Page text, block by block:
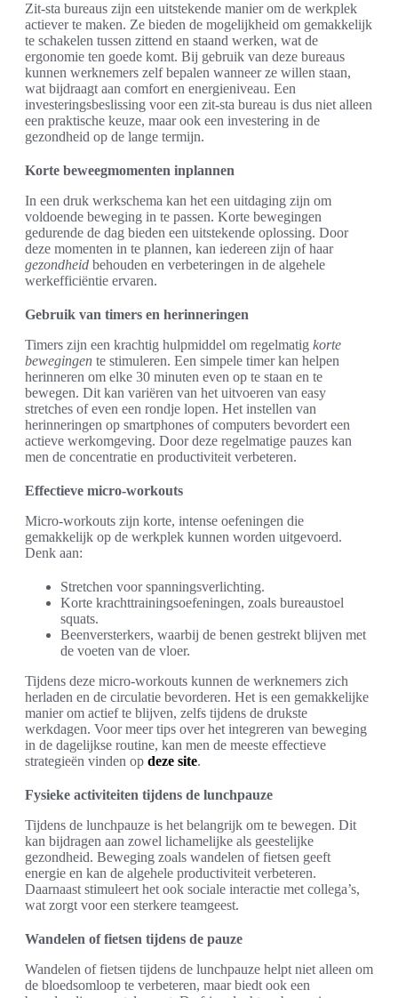
Zit-sta bureaus zijn een uitstekende manier om de werkplek
actiever te maken. Ze bieden de mogelijkheid om gemakkelijk
te schakelen tussen zittend en staand werken, wat de
ergonomie ten goede komt. Bij gebruik van deze bureaus
kunnen werknemers zelf bepalen wanneer ze willen staan,
wat bijdraagt aan comfort en energieniveau. Een
investeringsbeslissing voor een zit-sta bureau is dus niet alleen
een praktische keuze, maar ook een investering in de
gezondheid op de lange termijn.
Korte beweegmomenten inplannen
In een druk werkschema kan het een uitdaging zijn om
voldoende beweging in te passen. Korte bewegingen
gedurende de dag bieden een uitstekende oplossing. Door
deze momenten in te plannen, kan iedereen zijn of haar
gezondheid behouden en verbeteringen in de algehele
werkefficiëntie ervaren.
Gebruik van timers en herinneringen
Timers zijn een krachtig hulpmiddel om regelmatig korte
bewegingen te stimuleren. Een simpele timer kan helpen
herinneren om elke 30 minuten even op te staan en te
bewegen. Dit kan variëren van het uitvoeren van easy
stretches of even een rondje lopen. Het instellen van
herinneringen op smartphones of computers bevordert een
actieve werkomgeving. Door deze regelmatige pauzes kan
men de concentratie en productiviteit verbeteren.
Effectieve micro-workouts
Micro-workouts zijn korte, intense oefeningen die
gemakkelijk op de werkplek kunnen worden uitgevoerd.
Denk aan:
Stretchen voor spanningsverlichting.
Korte krachttrainingsoefeningen, zoals bureaustoel
squats.
Beenversterkers, waarbij de benen gestrekt blijven met
de voeten van de vloer.
Tijdens deze micro-workouts kunnen de werknemers zich
herladen en de circulatie bevorderen. Het is een gemakkelijke
manier om actief te blijven, zelfs tijdens de drukste
werkdagen. Voor meer tips over het integreren van beweging
in de dagelijkse routine, kan men de meeste effectieve
strategieën vinden op deze site.
Fysieke activiteiten tijdens de lunchpauze
Tijdens de lunchpauze is het belangrijk om te bewegen. Dit
kan bijdragen aan zowel lichamelijke als geestelijke
gezondheid. Beweging zoals wandelen of fietsen geeft
energie en kan de algehele productiviteit verbeteren.
Daarnaast stimuleert het ook sociale interactie met collega’s,
wat zorgt voor een sterkere teamgeest.
Wandelen of fietsen tijdens de pauze
Wandelen of fietsen tijdens de lunchpauze helpt niet alleen om
de bloedsomloop te verbeteren, maar biedt ook een